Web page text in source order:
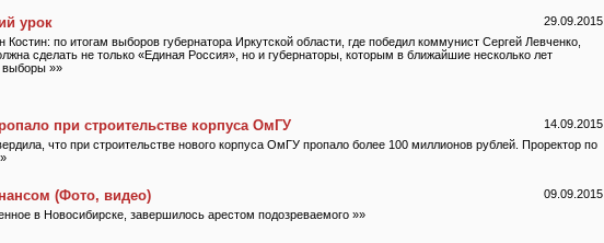
урок
29.09.2015
Костин: по итогам выборов губернатора Иркутской области, где победил коммунист Сергей Левченко,
сделать не только «Единая Россия», но и губернаторы, которым в ближайшие несколько лет
выборы »»
при строительстве корпуса ОмГУ
14.09.2015
что при строительстве нового корпуса ОмГУ пропало более 100 миллионов рублей. Проректор по
(Фото, видео)
09.09.2015
в Новосибирске, завершилось арестом подозреваемого »»